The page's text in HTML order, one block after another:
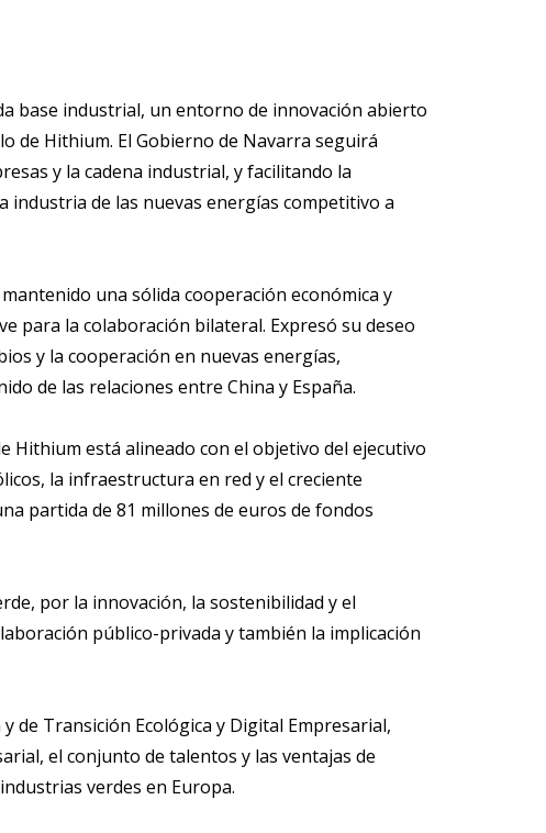
base industrial, un entorno de innovación abierto
de Hithium. El Gobierno de Navarra seguirá
y la cadena industrial, y facilitando la
industria de las nuevas energías competitivo a
una sólida cooperación económica y
para la colaboración bilateral. Expresó su deseo
y la cooperación en nuevas energías,
de las relaciones entre China y España.
Hithium está alineado con el objetivo del ejecutivo
la infraestructura en red y el creciente
partida de 81 millones de euros de fondos
por la innovación, la sostenibilidad y el
público-privada y también la implicación
de Transición Ecológica y Digital Empresarial,
el conjunto de talentos y las ventajas de
verdes en Europa.